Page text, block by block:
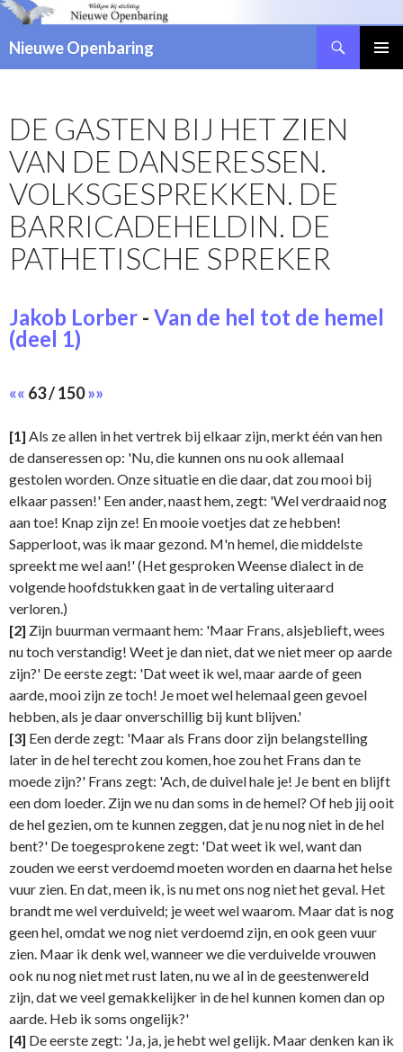
Nieuwe Openbaring
SPRINGEN
DE GASTEN BIJ HET ZIEN
VAN DE DANSERESSEN.
VOLKSGESPREKKEN. DE
BARRICADEHELDIN. DE
PATHETISCHE SPREKER
Jakob Lorber - Van de hel tot de hemel
(deel 1)
«« 63 / 150»»
[1] Als ze allen in het vertrek bij elkaar zijn, merkt één van hen
de danseressen op: 'Nu, die kunnen ons nu ook allemaal
gestolen worden. Onze situatie en die daar, dat zou mooi bij
elkaar passen!' Een ander, naast hem, zegt: 'Wel verdraaid nog
aan toe! Knap zijn ze! En mooie voetjes dat ze hebben!
Sapperloot, was ik maar gezond. M'n hemel, die middelste
spreekt me wel aan!' (Het gesproken Weense dialect in de
volgende hoofdstukken gaat in de vertaling uiteraard
verloren.)
[2] Zijn buurman vermaant hem: 'Maar Frans, alsjeblieft, wees
nu toch verstandig! Weet je dan niet, dat we niet meer op aarde
zijn?' De eerste zegt: 'Dat weet ik wel, maar aarde of geen
aarde, mooi zijn ze toch! Je moet wel helemaal geen gevoel
hebben, als je daar onverschillig bij kunt blijven.'
[3] Een derde zegt: 'Maar als Frans door zijn belangstelling
later in de hel terecht zou komen, hoe zou het Frans dan te
moede zijn?' Frans zegt: 'Ach, de duivel hale je! Je bent en blijft
een dom loeder. Zijn we nu dan soms in de hemel? Of heb jij ooit
de hel gezien, om te kunnen zeggen, dat je nu nog niet in de hel
bent?' De toegesprokene zegt: 'Dat weet ik wel, want dan
zouden we eerst verdoemd moeten worden en daarna het helse
vuur zien. En dat, meen ik, is nu met ons nog niet het geval. Het
brandt me wel verduiveld; je weet wel waarom. Maar dat is nog
geen hel, omdat we nog niet verdoemd zijn, en ook geen vuur
zien. Maar ik denk wel, wanneer we die verduivelde vrouwen
ook nu nog niet met rust laten, nu we al in de geestenwereld
zijn, dat we veel gemakkelijker in de hel kunnen komen dan op
aarde. Heb ik soms ongelijk?'
[4] De eerste zegt: 'Ja, ja, je hebt wel gelijk. Maar denken kan ik